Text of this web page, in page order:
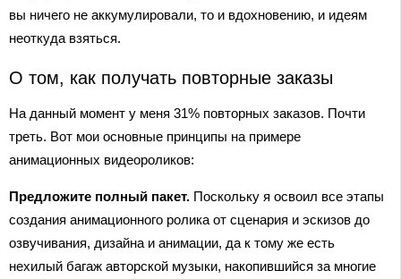
вы ничего не аккумулировали, то и вдохновению, и идеям
неоткуда взяться.
О том, как получать повторные заказы
На данный момент у меня 31% повторных заказов. Почти
треть. Вот мои основные принципы на примере
анимационных видеороликов:
Предложите полный пакет. Поскольку я освоил все этапы
создания анимационного ролика от сценария и эскизов до
озвучивания, дизайна и анимации, да к тому же есть
нехилый багаж авторской музыки, накопившийся за многие